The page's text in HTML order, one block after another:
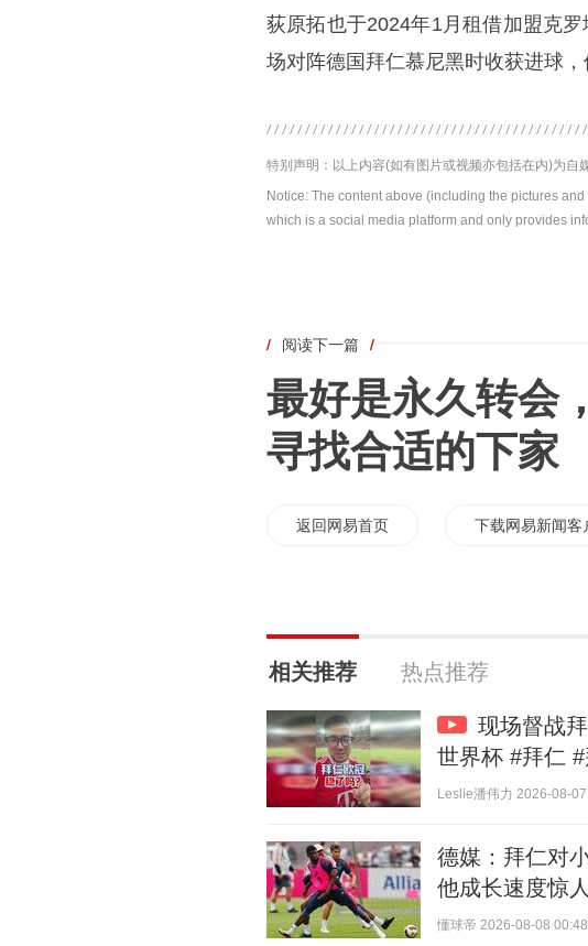
荻原拓也于2024年1月租借加盟克
场对阵德国拜仁慕尼黑时收获进球，
特别声明：以上内容(如有图片或视频亦包括在内)为自
Notice: The content above (including the pictures
which is a social media platform and only provides
/ 阅读下一篇 /
最好是永久转会
寻找合适的下家
返回网易首页 下载网易新闻客
相关推荐 热点推荐
现场督战
世界杯 #拜仁
Leslie潘伟力 2026-08-
德媒：拜仁对
他成长速度惊人
懂球帝 2026-08-08